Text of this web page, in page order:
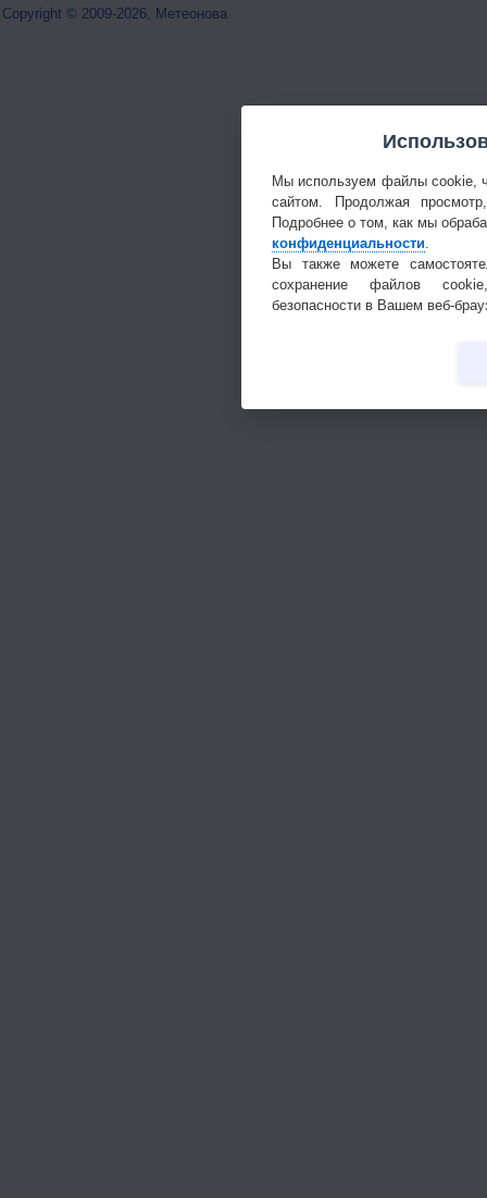
Copyright © 2009-2026, Метеонова
Мы используем файлы cookie,
сайтом. Продолжая
Подробнее о том, как мы
конфиденциальности.
Вы также можете
сохранение файлов
безопасности в Вашем веб-